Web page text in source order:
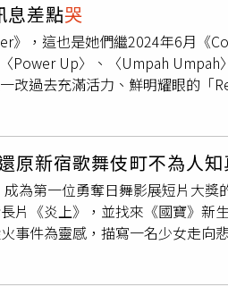
露對繁星的不捨。讀著信的夏
方是一個公正、有責任感的人，
深愛上對方，不只是因為他的外
、拚命守護她的人。Junior韓宜
，繁星忍著眼淚苦笑說，對方竟
不留下，字字句句都充滿不捨，
看到妳，就捨不得離開去美國了
實情感，不少觀眾也認為，演員
飾演的繁星捧著許景瀚留下的親
，許多劇迷留言表示，「感覺演
夏宇禾一開口就哭了」、「游詩
曾飾演螢幕情侶，兩人合作多年
擇找人接演許景瀚，而是以角色
息差點哭
，這也是她們繼2024年6月《
Power Up〉、〈Umpah Umpah
改過去充滿活力、鮮明耀眼的「
的「Velvet」感性融入夏日氛圍
Velvet成員們首先向一路耐心等
滿感動與期待。SEULGI也提到，
色彩融入新專輯。YERI則表示
一路以來的支持與等待。談到
時刻，因此《Velvet Summer》
展現Red Velvet更加成熟且多元
，透過〈Surfin' Boy〉，她將一
次重逢，都能一起創造比過去更
新宿歌舞伎町不為人知
為第一位勇奪日舞影展短片大獎
片《炎上》，並找來《國寶》新
事件為靈感，描寫一名少女走向
田野調查，希望透過電影，看見
幾年前媒體大量報導聚集於新宿